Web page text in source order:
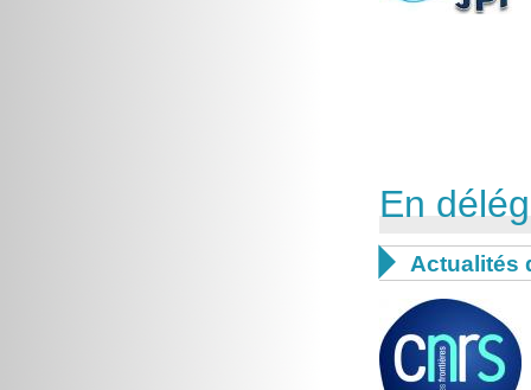
En
 Actualités